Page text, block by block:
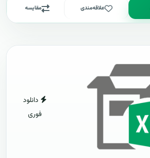
علاقه‌مندی مقایسه
دانلود
فوری